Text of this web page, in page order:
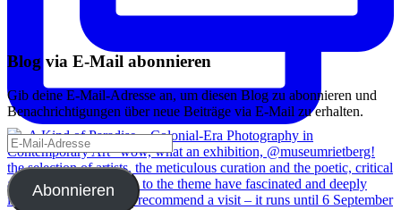
Blog via E-Mail abonnieren
Gib deine E-Mail-Adresse an, um diesen Blog zu abonnieren und
Benachrichtigungen über neue Beiträge via E-Mail zu erhalten.
E-
Mail-
Adresse
Abonnieren